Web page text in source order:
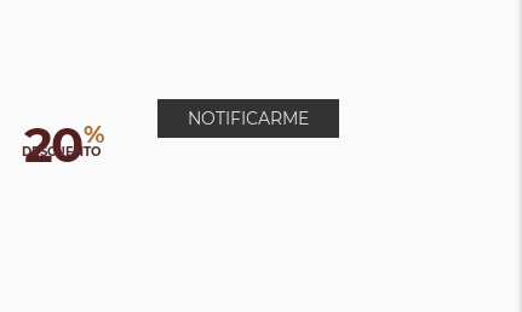
20%
DESCUENTO
NOTIFICARME